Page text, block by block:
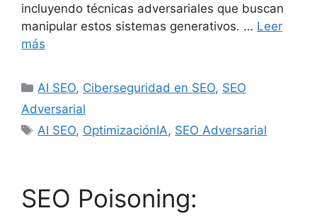
incluyendo técnicas adversariales que buscan
manipular estos sistemas generativos. … Leer
más
Categorías
AI SEO, Ciberseguridad en SEO, SEO
Adversarial
Etiquetas
AI SEO, OptimizaciónIA, SEO Adversarial
SEO Poisoning: